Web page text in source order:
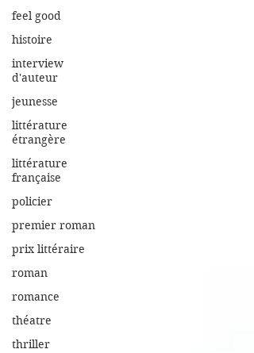
feel good
histoire
interview
d'auteur
jeunesse
littérature
étrangère
littérature
française
policier
premier roman
prix littéraire
roman
romance
théatre
thriller